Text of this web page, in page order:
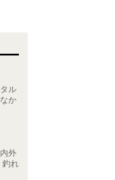
ル
か
外
釣れ